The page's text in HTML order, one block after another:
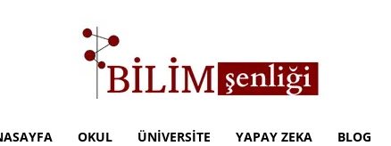
OKUL ÜNIVERSITE YAPAY ZEKA BLOG